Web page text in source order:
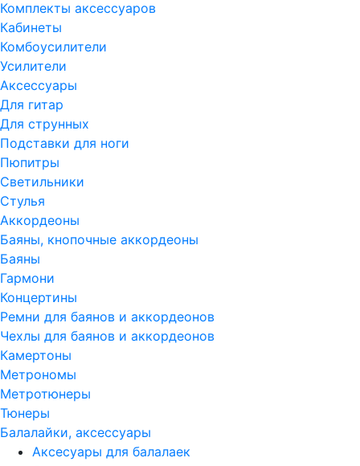
Комплекты аксессуаров
Кабинеты
Комбоусилители
Усилители
Аксессуары
Для гитар
Для струнных
Подставки для ноги
Пюпитры
Светильники
Стулья
Аккордеоны
Баяны, кнопочные аккордеоны
Баяны
Гармони
Концертины
Ремни для баянов и аккордеонов
Чехлы для баянов и аккордеонов
Камертоны
Метрономы
Метротюнеры
Тюнеры
Балалайки, аксессуары
Аксесуары для балалаек